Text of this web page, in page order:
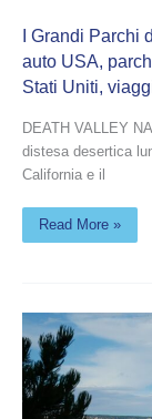
I Grandi Parchi
auto USA,
Stati Uniti,
DEATH VALLEY
distesa desertica
California e il
Read More »